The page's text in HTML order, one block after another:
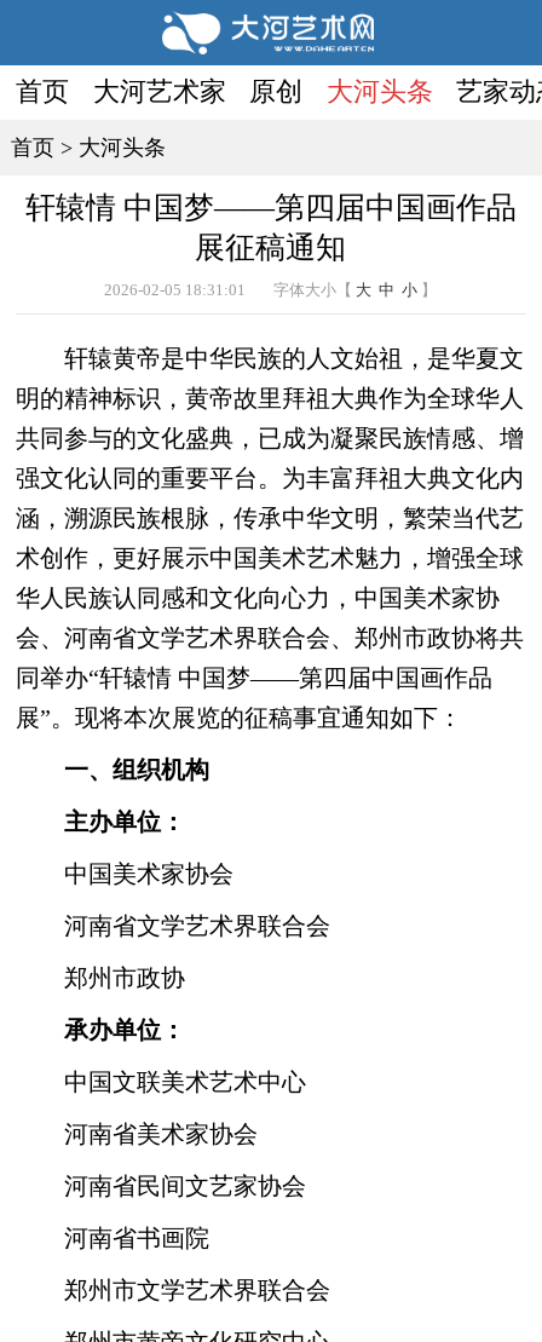
首页 大河艺术家 原创 大河头条 艺家动
首页> 大河头条
轩辕情 中国梦——第四届中国画作品
展征稿通知
2026-02-05 18:31:01 字体大小【 大 中 小 】
轩辕黄帝是中华民族的人文始祖，是华夏文
明的精神标识，黄帝故里拜祖大典作为全球华人
共同参与的文化盛典，已成为凝聚民族情感、增
强文化认同的重要平台。为丰富拜祖大典文化内
涵，溯源民族根脉，传承中华文明，繁荣当代艺
术创作，更好展示中国美术艺术魅力，增强全球
华人民族认同感和文化向心力，中国美术家协
会、河南省文学艺术界联合会、郑州市政协将共
同举办“轩辕情 中国梦——第四届中国画作品
展”。现将本次展览的征稿事宜通知如下：
一、组织机构
主办单位：
中国美术家协会
河南省文学艺术界联合会
郑州市政协
承办单位：
中国文联美术艺术中心
河南省美术家协会
河南省民间文艺家协会
河南省书画院
郑州市文学艺术界联合会